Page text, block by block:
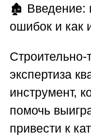
🏚️ Введение:
ошибок и как
Строительно-
экспертиза
инструмент,
помочь
привести к